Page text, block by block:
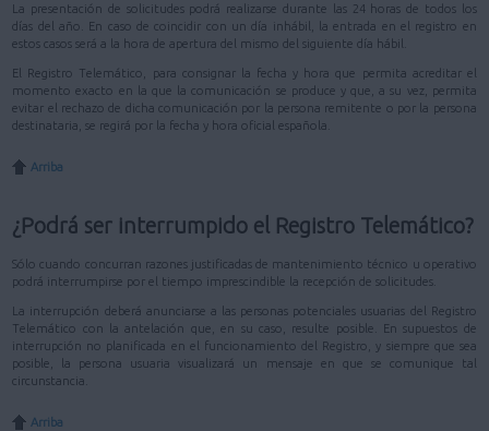
La presentación de solicitudes podrá realizarse durante las 24 horas de todos los
días del año. En caso de coincidir con un día inhábil, la entrada en el registro en
estos casos será a la hora de apertura del mismo del siguiente día hábil.
El Registro Telemático, para consignar la fecha y hora que permita acreditar el
momento exacto en la que la comunicación se produce y que, a su vez, permita
evitar el rechazo de dicha comunicación por la persona remitente o por la persona
destinataria, se regirá por la fecha y hora oficial española.
Arriba
¿Podrá ser interrumpido el Registro Telemático?
Sólo cuando concurran razones justificadas de mantenimiento técnico u operativo
podrá interrumpirse por el tiempo imprescindible la recepción de solicitudes.
La interrupción deberá anunciarse a las personas potenciales usuarias del Registro
Telemático con la antelación que, en su caso, resulte posible. En supuestos de
interrupción no planificada en el funcionamiento del Registro, y siempre que sea
posible, la persona usuaria visualizará un mensaje en que se comunique tal
circunstancia.
Arriba